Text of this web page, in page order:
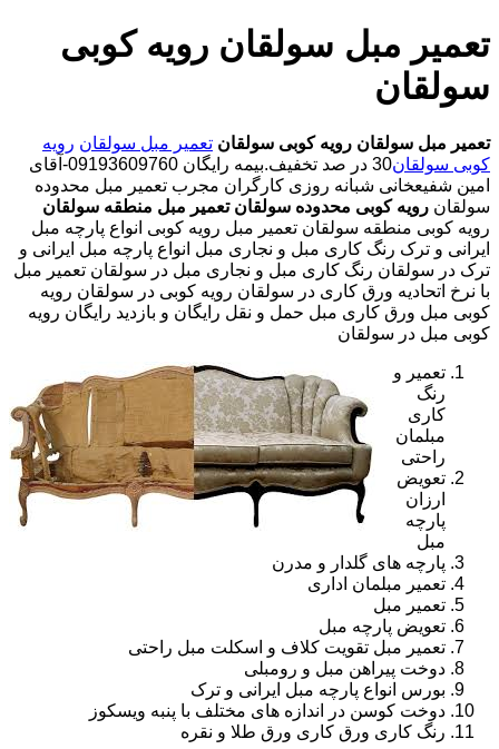
تعمیر مبل سولقان رویه کوبی
سولقان
تعمیر مبل سولقان رویه کوبی سولقان تعمیر مبل سولقان رویه
کوبی سولقان
30 در صد تخفیف.بیمه رایگان 09193609760-آقای
امین شفیعخانی شبانه روزی کارگران مجرب تعمیر مبل محدوده
سولقان رویه کوبی محدوده سولقان تعمیر مبل منطقه سولقان
رویه کوبی منطقه سولقان تعمیر مبل رویه کوبی انواع پارچه مبل
ایرانی و ترک رنگ کاری مبل و نجاری مبل انواع پارچه مبل ایرانی و
ترک در سولقان رنگ کاری مبل و نجاری مبل در سولقان تعمیر مبل
با نرخ اتحادیه ورق کاری در سولقان رویه کوبی در سولقان رویه
کوبی مبل ورق کاری مبل حمل و نقل رایگان و بازدید رایگان رویه
کوبی مبل در سولقان
تعمیر و
رنگ
کاری
مبلمان
راحتی
تعویض
ارزان
پارچه
مبل
پارچه های گلدار و مدرن
تعمیر مبلمان اداری
تعمیر مبل
تعویض پارچه مبل
تعمیر مبل تقویت کلاف و اسکلت مبل راحتی
دوخت پیراهن مبل و رومبلی
بورس انواع پارچه مبل ایرانی و ترک
دوخت کوسن در اندازه های مختلف با پنبه ویسکوز
رنگ کاری ورق کاری ورق طلا و نقره